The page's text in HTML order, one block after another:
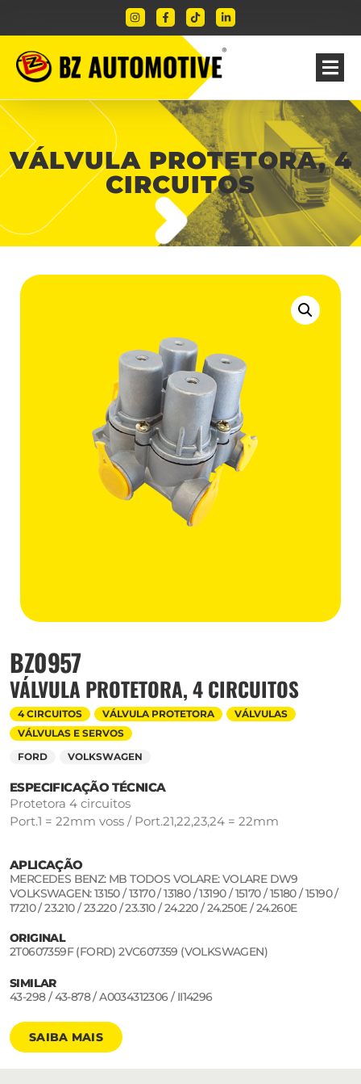
VÁLVULA PROTETORA, 4
CIRCUITOS
BZ0957
VÁLVULA PROTETORA, 4 CIRCUITOS
4 CIRCUITOS VÁLVULA PROTETORA
VÁLVULAS
VÁLVULAS E SERVOS
FORD
VOLKSWAGEN
ESPECIFICAÇÃO TÉCNICA
Protetora 4 circuitos
Port.1 = 22mm voss / Port.21,22,23,24 = 22mm
APLICAÇÃO
MERCEDES BENZ: MB TODOS VOLARE: VOLARE DW9
VOLKSWAGEN: 13150 / 13170 / 13180 / 13190 / 15170 / 15180 / 15190 /
17210 / 23.210 / 23.220 / 23.310 / 24.220 / 24.250E / 24.260E
ORIGINAL
2T0607359F (FORD) 2VC607359 (VOLKSWAGEN)
SIMILAR
43-298 / 43-878 / A0034312306 / II14296
SAIBA MAIS